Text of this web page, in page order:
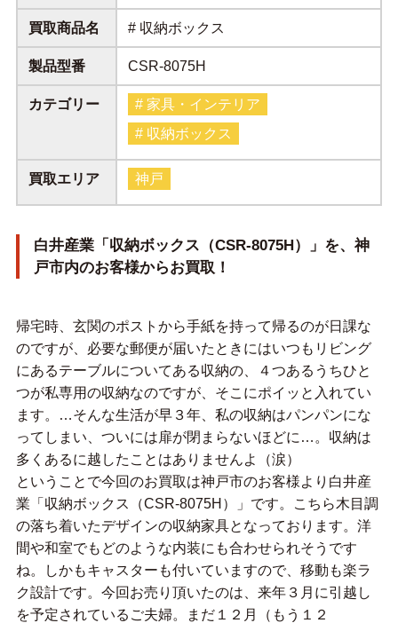
買取商品名 # 収納ボックス
製品型番 CSR-8075H
カテゴリー
# 家具・インテリア
# 収納ボックス
買取エリア 神戸
白井産業「収納ボックス（CSR-8075H）」を、神
戸市内のお客様からお買取！
帰宅時、玄関のポストから手紙を持って帰るのが日課な
のですが、必要な郵便が届いたときにはいつもリビング
にあるテーブルについてある収納の、４つあるうちひと
つが私専用の収納なのですが、そこにポイッと入れてい
ます。…そんな生活が早３年、私の収納はパンパンにな
ってしまい、ついには扉が閉まらないほどに…。収納は
多くあるに越したことはありませんよ（涙）
ということで今回のお買取は神戸市のお客様より白井産
業「収納ボックス（CSR-8075H）」です。こちら木目調
の落ち着いたデザインの収納家具となっております。洋
間や和室でもどのような内装にも合わせられそうです
ね。しかもキャスターも付いていますので、移動も楽ラ
ク設計です。今回お売り頂いたのは、来年３月に引越し
を予定されているご夫婦。まだ１２月（もう１２